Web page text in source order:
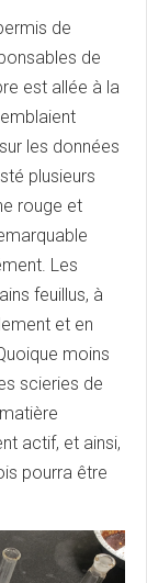
de
de
est allée à la
les données
plusieurs
rouge et
Les
feuillus, à
et en
moins
scieries de
actif, et ainsi,
pourra être